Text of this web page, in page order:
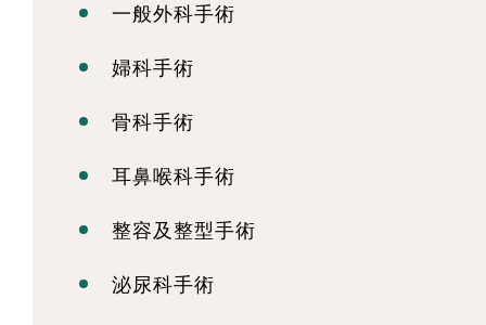
一般外科手術
婦科手術
骨科手術
耳鼻喉科手術
整容及整型手術
泌尿科手術